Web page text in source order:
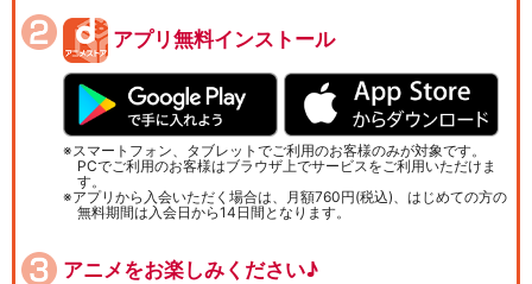
アプリ無料インストール
スマートフォン、タブレットでご利用のお客様のみが対象です。
PCでご利用のお客様はブラウザ上でサービスをご利用いただけま
す。
アプリから入会いただく場合は、月額760円(税込)、はじめての方の
無料期間は入会日から14日間となります。
アニメをお楽しみください♪